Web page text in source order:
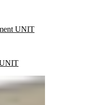
UNIT
UNIT